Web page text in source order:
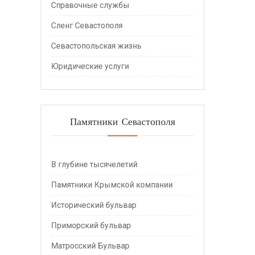
Справочные службы
Сленг Севастополя
Севастопольская жизнь
Юридические услуги
Памятники Севастополя
В глубине тысячелетий
Памятники Крымской компании
Исторический бульвар
Приморский бульвар
Матросский Бульвар